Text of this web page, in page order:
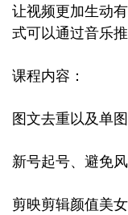
让视频更加生动
式可以通过音乐
课程内容：
图文去重以及单
新号起号、避免
剪映剪辑颜值美